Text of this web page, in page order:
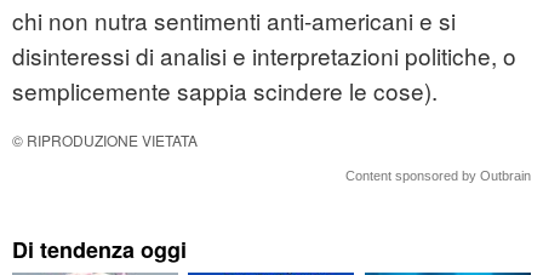
chi non nutra sentimenti anti-americani e si
disinteressi di analisi e interpretazioni politiche, o
semplicemente sappia scindere le cose).
© RIPRODUZIONE VIETATA
Content sponsored by Outbrain
Di tendenza oggi